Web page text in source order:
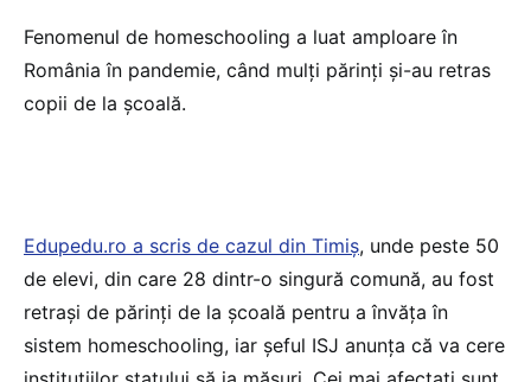
Fenomenul de homeschooling a luat amploare în
România în pandemie, când mulți părinți și-au retras
copii de la școală.
Edupedu.ro a scris de cazul din Timiș, unde peste 50
de elevi, din care 28 dintr-o singură comună, au fost
retrași de părinți de la școală pentru a învăța în
sistem homeschooling, iar șeful ISJ anunța că va cere